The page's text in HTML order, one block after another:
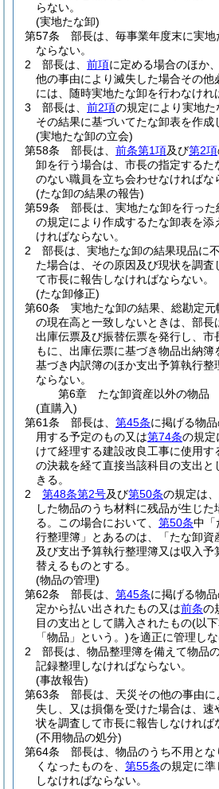
らない。
(実地たな卸)
第57条
部長は、毎事業年度末に実
ならない。
2
部長は、 前項に定める場合のほか
他の事由により滅失した場合その他
には、随時実地たな卸を行わなけれ
3
部長は、 前2項の規定により実地た
その結果に基づいてたな卸表を作成
(実地たな卸の立会)
第58条
部長は、 前条第1項及び第2項
卸を行う場合は、市長の指定するた
のない職員を立ち会わせなければな
(たな卸の結果の報告)
第59条
部長は、実地たな卸を行った
の規定により作成するたな卸表を添
ければならない。
2
部長は、実地たな卸の結果現品に
た場合は、その原因及び現状を調査
て市長に報告しなければならない。
(たな卸修正)
第60条
実地たな卸の結果、総勘定
の現在高と一致しないときは、部長
出庫伝票及び振替伝票を発行し、市
もに、出庫伝票に基づき物品出納簿
基づき内訳簿のほか支出予算執行整
ならない。
第6章
たな卸資産以外の物品
(直購入)
第61条
部長は、 第45条に掲げる物
用する予定のもの又は第74条の規定
けて経理する建設改良工事に使用
の決裁を経て直接当該科目の支出と
きる。
2
第48条第2号及び第50条の規定は、
した物品のうち材料に残品が生じた
る。
この場合において、 第50条中「
行整理簿」とあるのは、「たな卸資
及び支出予算執行整理簿又は収入
替えるものとする。
(物品の管理)
第62条
部長は、 第45条に掲げる物
定から払い出されたもの又は前条の
目の支出として購入されたもの(以
「物品」という。)を適正に管理し
2
部長は、物品整理簿を備えて物品
記録整理しなければならない。
(事故報告)
第63条
部長は、天災その他の事由
失し、又は損傷を受けた場合は、速
状を調査して市長に報告しなければ
(不用物品の処分)
第64条
部長は、物品のうち不用と
くなったものを、 第55条の規定に準
しなければならない。